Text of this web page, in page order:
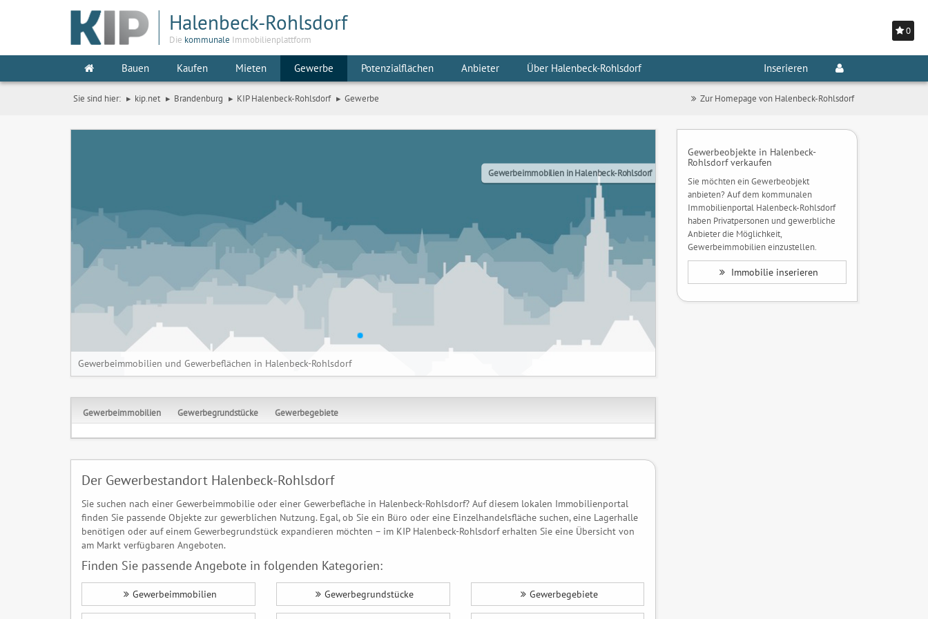
0
Halenbeck-Rohlsdorf
Die kommunale Immobilienplattform
Bauen Kaufen Mieten Gewerbe Potenzialflächen Anbieter Über Halenbeck-Rohlsdorf Inserieren
Sie sind hier: kip.net Brandenburg KIP Halenbeck-Rohlsdorf Gewerbe Zur Homepage von Halenbeck-Rohlsdorf
Gewerbeimmobilien in Halenbeck-Rohlsdorf
Gewerbeimmobilien und Gewerbeflächen in Halenbeck-Rohlsdorf
Gewerbeimmobilien Gewerbegrundstücke Gewerbegebiete
Der Gewerbestandort Halenbeck-Rohlsdorf
Sie suchen nach einer Gewerbeimmobilie oder einer Gewerbefläche in Halenbeck-Rohlsdorf? Auf diesem lokalen Immobilienportal
finden Sie passende Objekte zur gewerblichen Nutzung. Egal, ob Sie ein Büro oder eine Einzelhandelsfläche suchen, eine Lagerhalle
benötigen oder auf einem Gewerbegrundstück expandieren möchten – im KIP Halenbeck-Rohlsdorf erhalten Sie eine Übersicht von
am Markt verfügbaren Angeboten.
Finden Sie passende Angebote in folgenden Kategorien:
Gewerbeimmobilien Gewerbegrundstücke Gewerbegebiete
Gewerbeobjekte in Halenbeck-
Rohlsdorf verkaufen
Sie möchten ein Gewerbeobjekt
anbieten? Auf dem kommunalen
Immobilienportal Halenbeck-Rohlsdorf
haben Privatpersonen und gewerbliche
Anbieter die Möglichkeit,
Gewerbeimmobilien einzustellen.
Immobilie inserieren